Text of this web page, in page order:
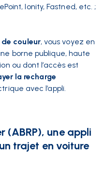
Ionity, Fastned, etc. ;
couleur, vous voyez en
borne publique, haute
ou dont l’accès est
la recharge
avec l’appli.
(ABRP), une appli
trajet en voiture